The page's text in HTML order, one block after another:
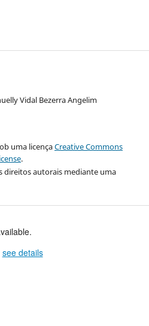
Vidal Bezerra Angelim
uma licençaCreative Commons
.
direitos autorais mediante uma
see details